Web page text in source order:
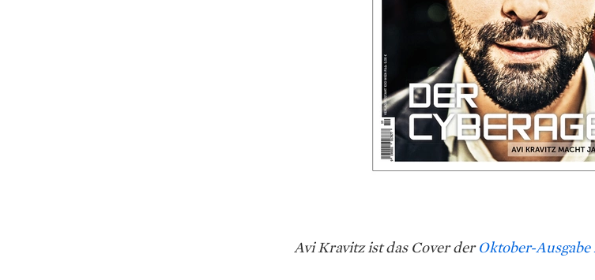
Avi Kravitz ist das Cover derOktober-Ausgabe